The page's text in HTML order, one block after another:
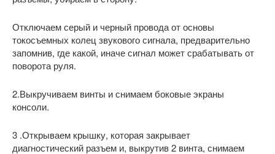
Отключаем серый и черный провода от основы
токосъемных колец звукового сигнала, предварительно
запомнив, где какой, иначе сигнал может срабатывать от
поворота руля.
2.Выкручиваем винты и снимаем боковые экраны
консоли.
3 .Открываем крышку, которая закрывает
диагностический разъем и, выкрутив 2 винта, снимаем